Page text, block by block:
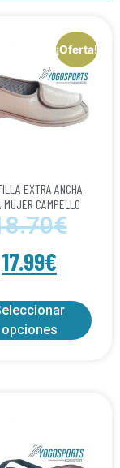
¡Oferta!
EXTRA ANCHA
MUJER CAMPELLO
€
17.99€
opciones